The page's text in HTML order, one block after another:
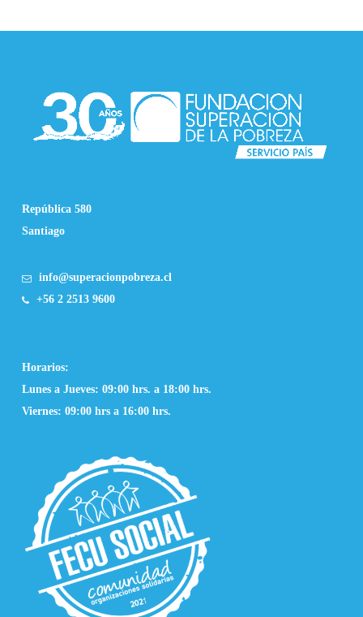
República 580
Santiago
info@superacionpobreza.cl
+56 2 2513 9600
Horarios:
Lunes a Jueves: 09:00 hrs. a 18:00 hrs.
Viernes: 09:00 hrs a 16:00 hrs.